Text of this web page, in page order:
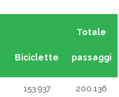
Biciclette
Totale
passaggi
153.937 200.136